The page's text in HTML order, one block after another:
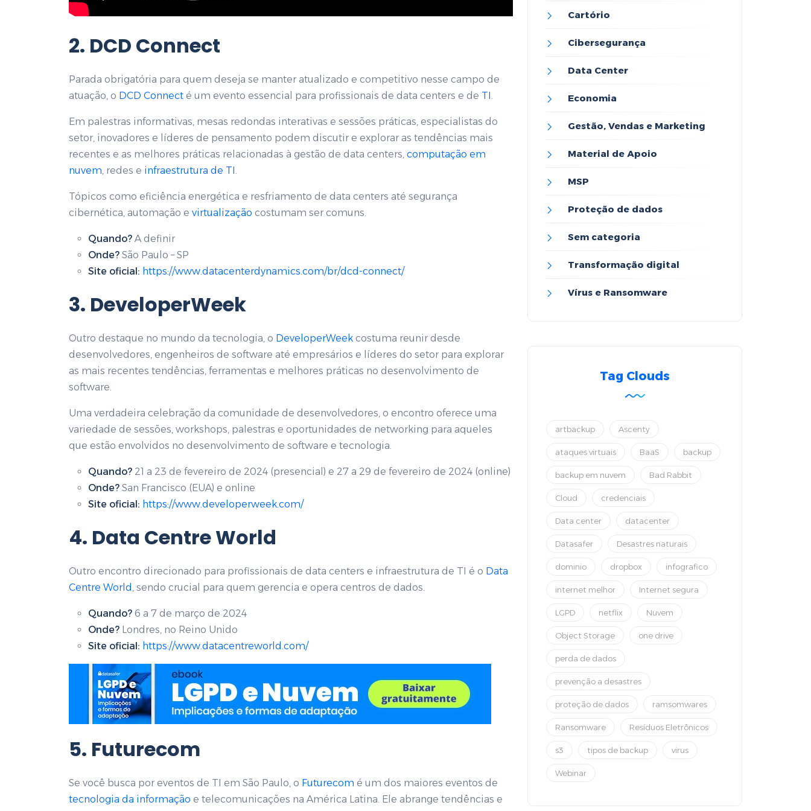
2. DCD Connect
Parada obrigatória para quem deseja se manter atualizado e competitivo nesse campo de
atuação, o DCD Connect é um evento essencial para profissionais de data centers e de TI .
Em palestras informativas, mesas redondas interativas e sessões práticas, especialistas do
setor, inovadores e líderes de pensamento podem discutir e explorar as tendências mais
recentes e as melhores práticas relacionadas à gestão de data centers, computação em
nuvem, redes e infraestrutura de TI .
Tópicos como eficiência energética e resfriamento de data centers até segurança
cibernética, automação e virtualização costumam ser comuns.
Quando? A definir
Onde? São Paulo – SP
Site oficial: https://www.datacenterdynamics.com/br/dcd-connect/
3. DeveloperWeek
Outro destaque no mundo da tecnologia, o DeveloperWeek costuma reunir desde
desenvolvedores, engenheiros de software até empresários e líderes do setor para explorar
as mais recentes tendências, ferramentas e melhores práticas no desenvolvimento de
software.
Uma verdadeira celebração da comunidade de desenvolvedores, o encontro oferece uma
variedade de sessões, workshops, palestras e oportunidades de networking para aqueles
que estão envolvidos no desenvolvimento de software e tecnologia.
Quando? 21 a 23 de fevereiro de 2024 (presencial) e 27 a 29 de fevereiro de 2024 (online)
Onde? San Francisco (EUA) e online
Site oficial: https://www.developerweek.com/
4. Data Centre World
Outro encontro direcionado para profissionais de data centers e infraestrutura de TI é o Data
Centre World , sendo crucial para quem gerencia e opera centros de dados.
Quando? 6 a 7 de março de 2024
Onde? Londres, no Reino Unido
Site oficial: https://www.datacentreworld.com/
5. Futurecom
Se você busca por eventos de TI em São Paulo, o Futurecom é um dos maiores eventos de
tecnologia da informação e telecomunicações na América Latina. Ele abrange tendências e
Cartório
Cibersegurança
Data Center
Economia
Gestão, Vendas e Marketing
Material de Apoio
MSP
Proteção de dados
Sem categoria
Transformação digital
Vírus e Ransomware
Tag Clouds
artbackup Ascenty
ataques virtuais BaaS backup
backup em nuvem Bad Rabbit
Cloud credenciais
Data center datacenter
Datasafer Desastres naturais
dominio dropbox infografico
internet melhor Internet segura
LGPD netflix Nuvem
Object Storage one drive
perda de dados
prevenção a desastres
proteção de dados ramsomwares
Ransomware Resíduos Eletrônicos
s3 tipos de backup virus
Webinar